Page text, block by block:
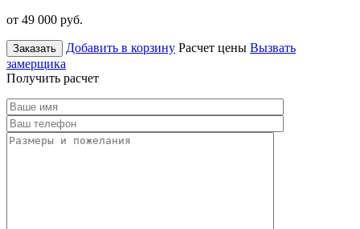
от 49 000 руб.
Заказать Добавить в корзину Расчет цены Вызвать
замерщика
Получить расчет